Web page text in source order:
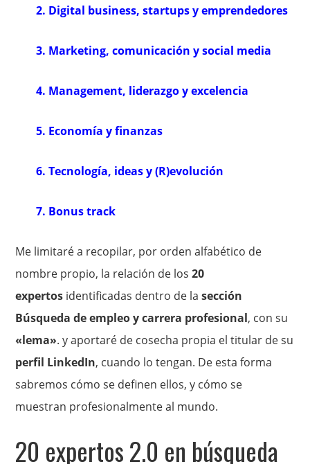
2. Digital business, startups y emprendedores
3. Marketing, comunicación y social media
4. Management, liderazgo y excelencia
5. Economía y finanzas
6. Tecnología, ideas y (R)evolución
7. Bonus track
Me limitaré a recopilar, por orden alfabético de
nombre propio, la relación de los20
expertos identificadas dentro de lasección
Búsqueda de empleo y carrera profesional, con su
«lema». y aportaré de cosecha propia el titular de su
perfil LinkedIn, cuando lo tengan. De esta forma
sabremos cómo se definen ellos, y cómo se
muestran profesionalmente al mundo.
20 expertos 2.0 en búsqueda